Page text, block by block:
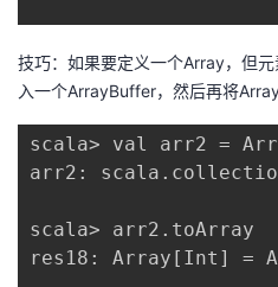
技巧：如果要定义一个Array，但
入一个ArrayBuffer，然后再将
scala> val arr2 =
arr2:
scala> arr2.toArray
res18: Array[Int] =